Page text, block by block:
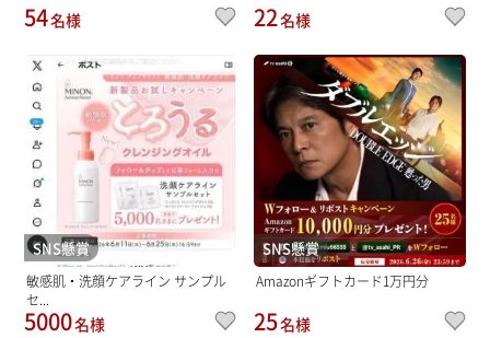
54名様 22名様
SNS懸賞
敏感肌・洗顔ケアライン サンプル
セ...
5000名様
SNS懸賞
Amazonギフトカード1万円分
25名様